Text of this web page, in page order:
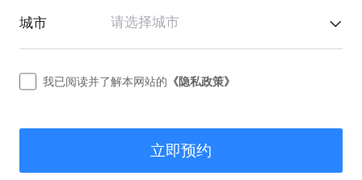
城市 请选择城市
我已阅读并了解本网站的 《隐私政策》
立即预约